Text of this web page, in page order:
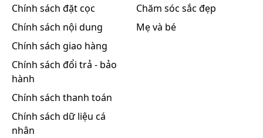
Chính sách đặt cọc
Chính sách nội dung
Chính sách giao hàng
Chính sách đổi trả - bảo
hành
Chính sách thanh toán
Chính sách dữ liệu cá
nhân
Chăm sóc sắc đẹp
Mẹ và bé